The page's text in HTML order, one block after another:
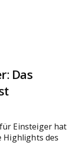
Das
Einsteiger hat
Highlights des